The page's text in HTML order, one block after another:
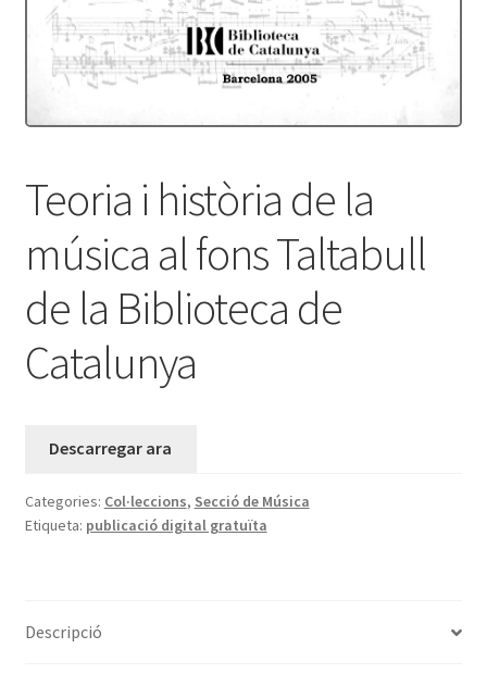
Teoria i història de la
música al fons Taltabull
de la Biblioteca de
Catalunya
Descarregar ara
Categories: Col·leccions, Secció de Música
Etiqueta: publicació digital gratuïta
Descripció